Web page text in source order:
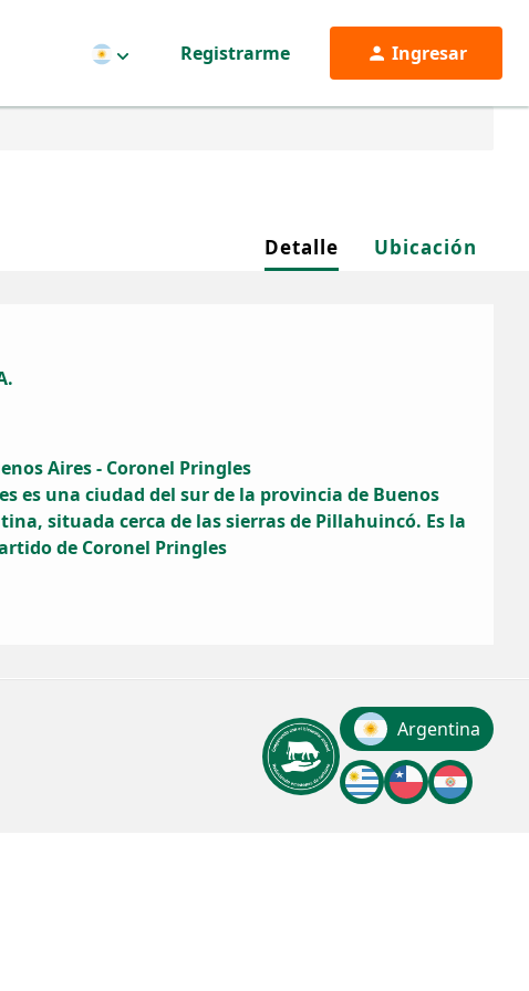
Argentina
Registrarme Ingresar
Detalle Ubicación
Aires - Coronel Pringles
es una ciudad del sur de la provincia de Buenos
situada cerca de las sierras de Pillahuincó. Es la
de Coronel Pringles
Argentina
Uruguay
chile